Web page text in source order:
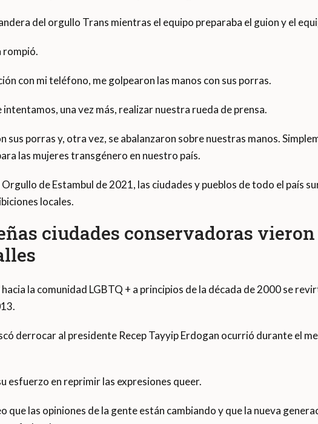
del orgullo Trans mientras el equipo preparaba el guion y el
rompió.
con mi teléfono, me golpearon las manos con sus porras.
intentamos, una vez más, realizar nuestra rueda de prensa.
sus porras y, otra vez, se abalanzaron sobre nuestras manos.
las mujeres transgénero en nuestro país.
de Estambul de 2021, las ciudades y pueblos de todo el país
locales.
ciudades conservadoras
la comunidad LGBTQ + a principios de la década de 2000 se
derrocar al presidente Recep Tayyip Erdogan ocurrió durante el
esfuerzo en reprimir las expresiones queer.
que las opiniones de la gente están cambiando y que la nueva